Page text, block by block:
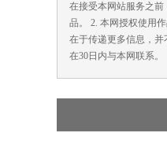
在接受本网站服务之
品。 2. 本网授权使用
在于传递更多信息，
在30日内与本网联系。